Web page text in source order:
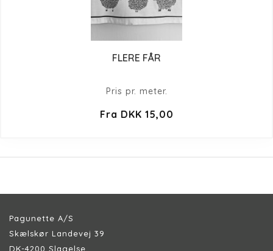
FLERE FÅR
Pris pr. meter.
Fra DKK 15,00
Pagunette A/S
Skælskør Landevej 39
DK-4200 Slagelse